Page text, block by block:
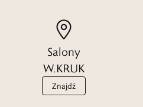
Salony
W.KRUK
Znajdź